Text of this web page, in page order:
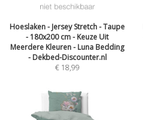
Hoeslaken - Jersey Stretch - Taupe
- 180x200 cm - Keuze Uit
Meerdere Kleuren - Luna Bedding
- Dekbed-Discounter.nl
€ 18,99